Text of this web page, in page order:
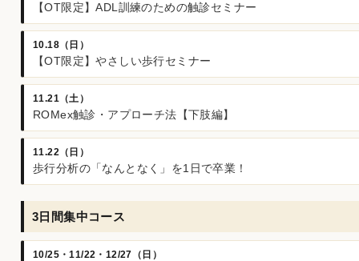
【OT限定】ADL訓練のための触診セミナー
10.18（日）
【OT限定】やさしい歩行セミナー
11.21（土）
ROMex触診・アプローチ法【下肢編】
11.22（日）
歩行分析の「なんとなく」を1日で卒業！
3日間集中コース
10/25・11/22・12/27（日）